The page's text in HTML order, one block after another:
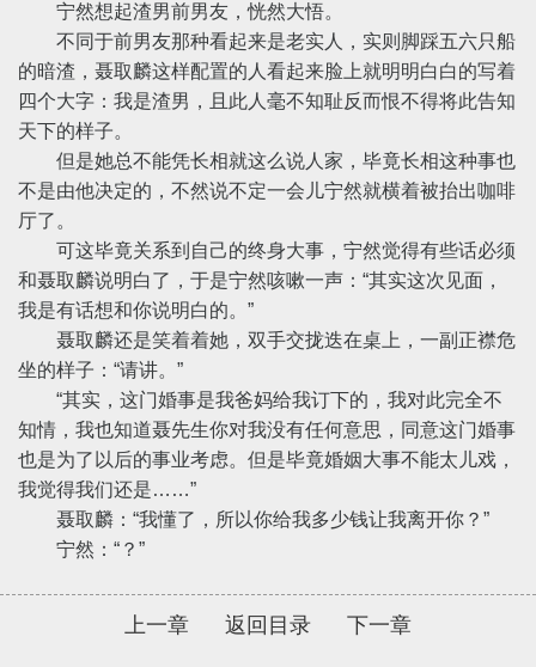
宁然想起渣男前男友，恍然大悟。
不同于前男友那种看起来是老实人，实则脚踩五六只船
的暗渣，聂取麟这样配置的人看起来脸上就明明白白的写着
四个大字：我是渣男，且此人毫不知耻反而恨不得将此告知
天下的样子。
但是她总不能凭长相就这么说人家，毕竟长相这种事也
不是由他决定的，不然说不定一会儿宁然就横着被抬出咖啡
厅了。
可这毕竟关系到自己的终身大事，宁然觉得有些话必须
和聂取麟说明白了，于是宁然咳嗽一声：“其实这次见面，
我是有话想和你说明白的。”
聂取麟还是笑着着她，双手交拢迭在桌上，一副正襟危
坐的样子：“请讲。”
“其实，这门婚事是我爸妈给我订下的，我对此完全不
知情，我也知道聂先生你对我没有任何意思，同意这门婚事
也是为了以后的事业考虑。但是毕竟婚姻大事不能太儿戏，
我觉得我们还是……”
聂取麟：“我懂了，所以你给我多少钱让我离开你？”
宁然：“？”
上一章 返回目录 下一章